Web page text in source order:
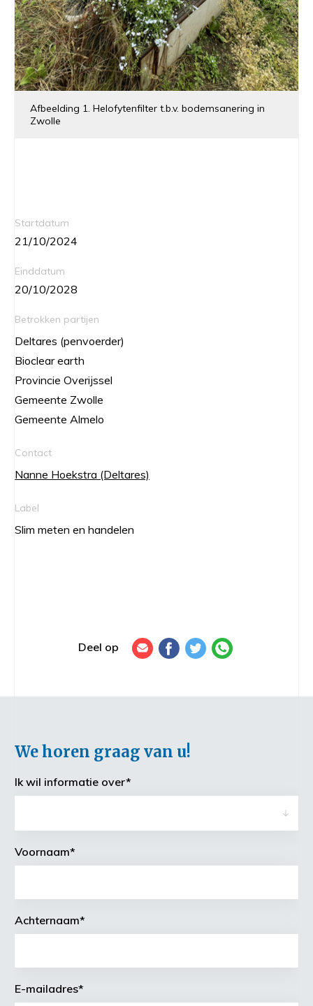
Afbeelding 1. Helofytenfilter t.b.v. bodemsanering in
Zwolle
Startdatum
21/10/2024
Einddatum
20/10/2028
Betrokken partijen
Deltares (penvoerder)
Bioclear earth
Provincie Overijssel
Gemeente Zwolle
Gemeente Almelo
Contact
Nanne Hoekstra (Deltares)
Label
Slim meten en handelen
Deel op
We horen graag van u!
Ik wil informatie over*
Voornaam*
Achternaam*
E-mailadres*